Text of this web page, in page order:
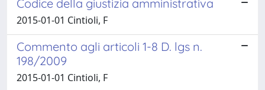
Codice della giustizia amministrativa
2015-01-01 Cintioli, F
Commento agli articoli 1-8 D. lgs n.
198/2009
2015-01-01 Cintioli, F